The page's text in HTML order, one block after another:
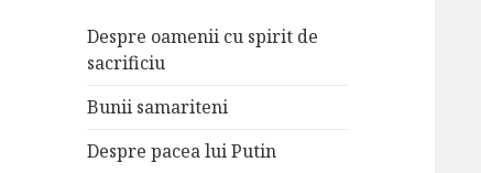
o
r
Despre oamenii cu spirit de
sacrificiu
Bunii samariteni
Despre pacea lui Putin